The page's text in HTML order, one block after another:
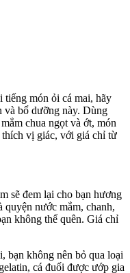
tiếng món ỏi cá mai, hãy
và bổ dưỡng này. Dùng
chua ngọt và ớt, món
vị giác, với giá chỉ từ
sẽ đem lại cho bạn hương
nước mắm, chanh,
không thể quên. Giá chỉ
bạn không nên bỏ qua loại
cá đuối được ướp gia